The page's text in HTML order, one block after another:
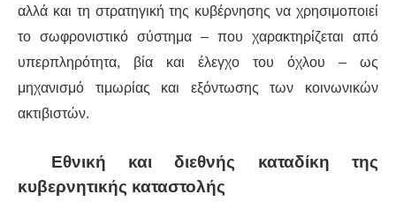
αλλά και τη στρατηγική της κυβέρνησης να χρησιμοποιεί
το σωφρονιστικό σύστημα – που χαρακτηρίζεται από
υπερπληρότητα, βία και έλεγχο του όχλου – ως
μηχανισμό τιμωρίας και εξόντωσης των κοινωνικών
ακτιβιστών.
Εθνική και διεθνής καταδίκη της
κυβερνητικής καταστολής